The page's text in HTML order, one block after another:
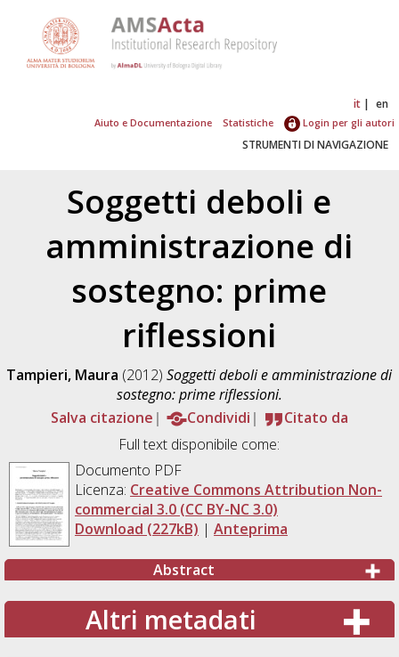
it en
Aiuto e Documentazione Statistiche Login per gli autori
STRUMENTI DI NAVIGAZIONE
Soggetti deboli e
amministrazione di
sostegno: prime
riflessioni
Tampieri, Maura (2012)Soggetti deboli e amministrazione di
sostegno: prime riflessioni.
Salva citazione
Condividi
Citato da
Full text disponibile come:
Documento PDF
Licenza: Creative Commons Attribution Non-
commercial 3.0 (CC BY-NC 3.0)
Download (227kB) | Anteprima
Abstract
Altri metadati